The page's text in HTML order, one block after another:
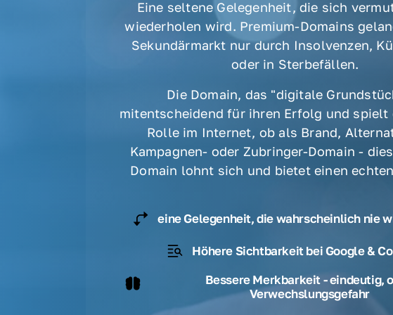
Eine seltene Gelegenheit, die sich
wiederholen wird. Premium-Domains
Sekundärmarkt nur durch Insolvenzen,
oder in Sterbefällen.
Die Domain, das "digitale
mitentscheidend für ihren Erfolg und spielt
Rolle im Internet, ob als Brand,
Kampagnen- oder Zubringer-Domain -
Domain lohnt sich und bietet einen
eine Gelegenheit, die wahrscheinlich nie
Höhere Sichtbarkeit bei Google &
Bessere Merkbarkeit - eindeutig,
Verwechslungsgefahr